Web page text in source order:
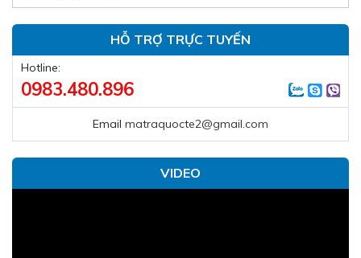
HỖ TRỢ TRỰC TUYẾN
Hotline:
0983.480.896
Email matraquocte2@gmail.com
VIDEO